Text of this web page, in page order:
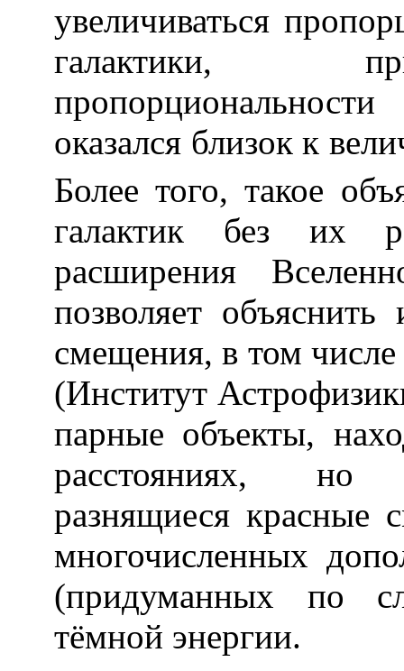
увеличиваться
галактики,
оказался близок к
Более того, такое
галактик без их
расширения
позволяет
смещения, в том
(Институт
парные объекты,
расстояниях, но
разнящиеся красные
многочисленных
(придуманных по
тёмной энергии.